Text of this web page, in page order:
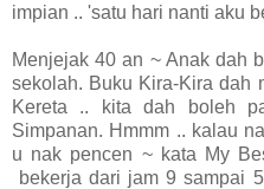
impian .. 'satu hari nanti aku
Menjejak 40 an ~ Anak dah
sekolah. Buku Kira-Kira dah
Kereta .. kita dah boleh
Simpanan. Hmmm .. kalau
u nak pencen ~ kata My
bekerja dari jam 9 sampai